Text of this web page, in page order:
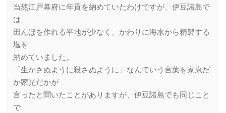
当然江戸幕府に年貢を納めていたわけですが、伊豆諸島で
は
田んぼを作れる平地が少なく、かわりに海水から精製する
塩を
納めていました。
「生かさぬように殺さぬように」なんていう言葉を家康だ
か家光だかが
言ったと聞いたことがありますが、伊豆諸島でも同じこと
で